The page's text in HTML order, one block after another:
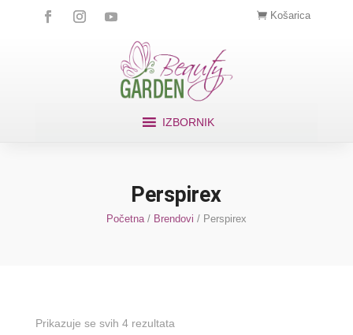
Košarica
IZBORNIK
Perspirex
Početna/ Brendovi / Perspirex
Prikazuje se svih 4 rezultata